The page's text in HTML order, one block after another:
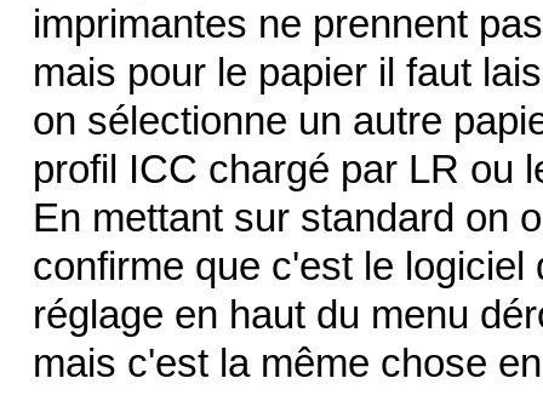
imprimantes ne prennent
mais pour le papier il faut
on sélectionne un autre
profil ICC chargé par LR ou
En mettant sur standard on
confirme que c'est le
réglage en haut du menu
mais c'est la même chose